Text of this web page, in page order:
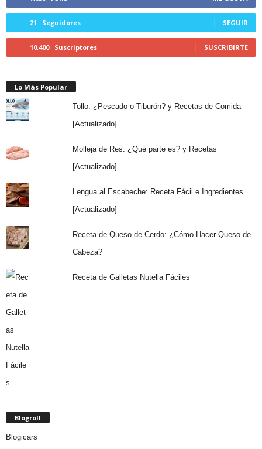
21 Seguidores SEGUIR
10,400 Suscriptores SUSCRIBIRTE
Lo Más Popular
Tollo: ¿Pescado o Tiburón? y Recetas de Comida
[Actualizado]
Molleja de Res: ¿Qué parte es? y Recetas
[Actualizado]
Lengua al Escabeche: Receta Fácil e Ingredientes
[Actualizado]
Receta de Queso de Cerdo: ¿Cómo Hacer Queso de
Cabeza?
Receta de Galletas Nutella Fáciles
Blogroll
Blogicars